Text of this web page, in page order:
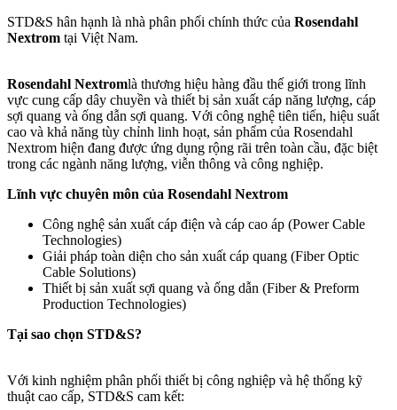
STD&S hân hạnh là nhà phân phối chính thức của Rosendahl
Nextrom tại Việt Nam.
Rosendahl Nextromlà thương hiệu hàng đầu thế giới trong lĩnh
vực cung cấp dây chuyền và thiết bị sản xuất cáp năng lượng, cáp
sợi quang và ống dẫn sợi quang. Với công nghệ tiên tiến, hiệu suất
cao và khả năng tùy chỉnh linh hoạt, sản phẩm của Rosendahl
Nextrom hiện đang được ứng dụng rộng rãi trên toàn cầu, đặc biệt
trong các ngành năng lượng, viễn thông và công nghiệp.
Lĩnh vực chuyên môn của Rosendahl Nextrom
Công nghệ sản xuất cáp điện và cáp cao áp (Power Cable
Technologies)
Giải pháp toàn diện cho sản xuất cáp quang (Fiber Optic
Cable Solutions)
Thiết bị sản xuất sợi quang và ống dẫn (Fiber & Preform
Production Technologies)
Tại sao chọn STD&S?
Với kinh nghiệm phân phối thiết bị công nghiệp và hệ thống kỹ
thuật cao cấp, STD&S cam kết: